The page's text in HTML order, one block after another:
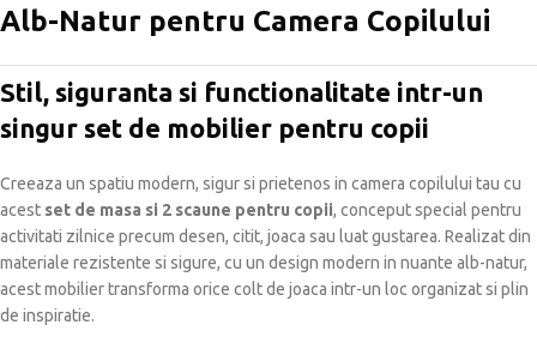
Alb-Natur pentru Camera Copilului
Stil, siguranta si functionalitate intr-un
singur set de mobilier pentru copii
Creeaza un spatiu modern, sigur si prietenos in camera copilului tau cu
acest set de masa si 2 scaune pentru copii, conceput special pentru
activitati zilnice precum desen, citit, joaca sau luat gustarea. Realizat din
materiale rezistente si sigure, cu un design modern in nuante alb-natur,
acest mobilier transforma orice colt de joaca intr-un loc organizat si plin
de inspiratie.